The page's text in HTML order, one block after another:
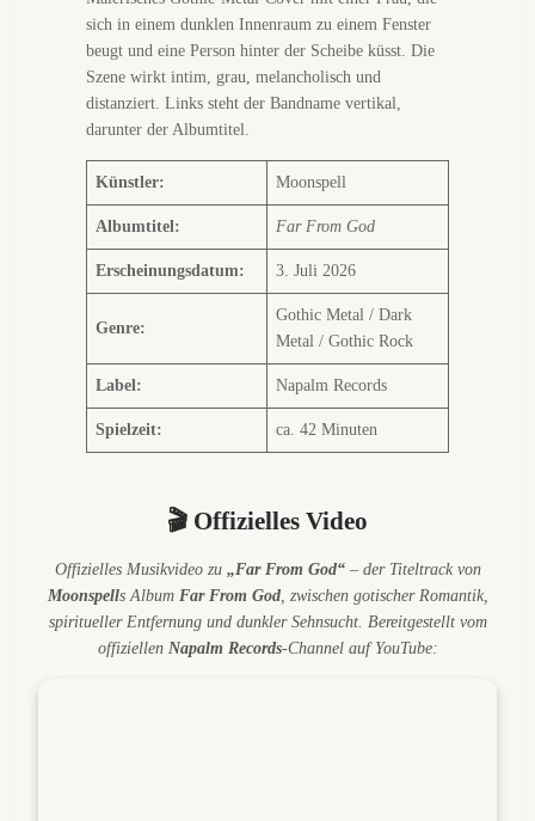
Künstler: Moonspell
Albumtitel: Far From God
Erscheinungsdatum: 3. Juli 2026
Genre:
Gothic Metal / Dark
Metal / Gothic Rock
Label: Napalm Records
Spielzeit: ca. 42 Minuten
🎬 Offizielles Video
Offizielles Musikvideo zu „Far From God“– der Titeltrack von
Moonspells Album Far From God, zwischen gotischer Romantik,
spiritueller Entfernung und dunkler Sehnsucht. Bereitgestellt vom
offiziellen Napalm Records-Channel auf YouTube: